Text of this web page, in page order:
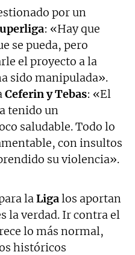
por un
: «Hay que
se pueda, pero
el proyecto a la
sido manipulada».
Ceferin y Tebas: «El
tenido un
saludable. Todo lo
con insultos
su violencia».
laLigalos aportan
la verdad. Ir contra el
lo más normal,
históricos